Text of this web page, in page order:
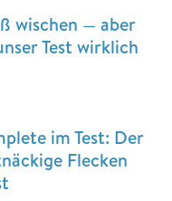
wischen — aber
Test wirklich
im Test: Der
Flecken